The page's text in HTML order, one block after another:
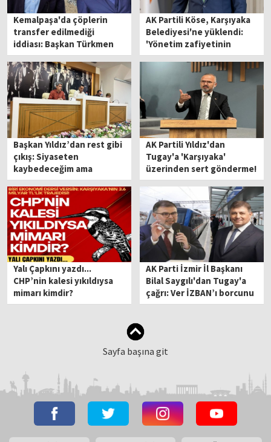
Kemalpaşa'da çöplerin
transfer edilmediği
iddiası: Başkan Türkmen
nedenini açıkladı
AK Partili Köse, Karşıyaka
Belediyesi'ne yüklendi:
'Yönetim zafiyetinin
itirafı!'
Başkan Yıldız’dan rest gibi
çıkış: Siyaseten
kaybedeceğim ama
doğruyu yapıp gideceğim!
AK Partili Yıldız'dan
Tugay'a 'Karşıyaka'
üzerinden sert gönderme!
Yalı Çapkını yazdı...
CHP’nin kalesi yıkıldıysa
mimarı kimdir?
AK Parti İzmir İl Başkanı
Bilal Saygılı'dan Tugay'a
çağrı: Ver İZBAN’ı borcunu
silelim
Sayfa başına git